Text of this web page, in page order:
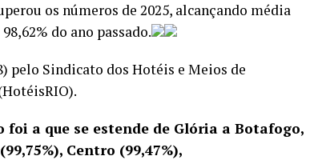
os números de 2025, alcançando média
do ano passado.
pelo Sindicato dos Hotéis e Meios de
a que se estende de Glória a Botafogo,
Centro (99,47%),